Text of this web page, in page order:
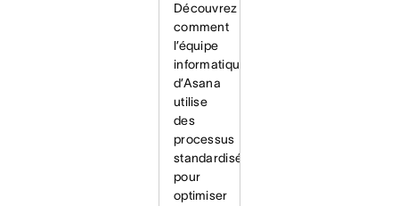
Découvrez
comment
l’équipe
informatique
d’Asana
utilise
des
processus
standardisés
pour
optimiser